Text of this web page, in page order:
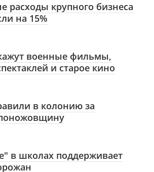
расходы крупного бизнеса
на 15%
военные фильмы,
и старое кино
в колонию за
в школах поддерживает